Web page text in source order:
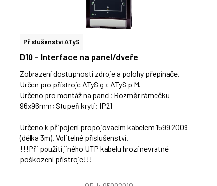
Příslušenství ATyS
D10 - Interface na panel/dveře
Zobrazení dostupnosti zdroje a polohy přepínače.
Určen pro přístroje ATyS g a ATyS p M.
Určeno pro montáž na panel; Rozměr rámečku
96x96mm; Stupeň krytí: IP21
Určeno k připojení propojovacím kabelem 1599 2009
(délka 3m). Volitelné příslušenství.
!!!Při použití jiného UTP kabelu hrozí nevratné
poškození přístroje!!!